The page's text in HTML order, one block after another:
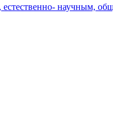
научным,